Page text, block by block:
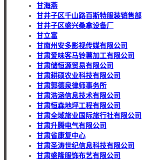
甘海燕
甘井子区千山路百斯特服装销售部
甘井子区盛兴桑拿设备厂
甘立富
甘南州安多影视传媒有限公司
甘肃爱味客马铃薯加工有限公司
甘肃储恒源贸易有限公司
甘肃耕硕农业科技有限公司
甘肃郭德泉律师事务所
甘肃浩涵信息技术有限公司
甘肃恒森地坪工程有限公司
甘肃全域旅业国际旅行社有限公司
甘肃升腾电气有限公司
甘肃省康复中心
甘肃圣涛世纪信息科技有限公司
甘肃盛隆服饰布艺有限公司